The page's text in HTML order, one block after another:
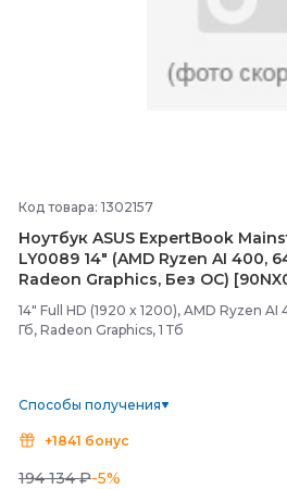
Код товара: 1302157
Ноутбук ASUS ExpertBook
LY0089 14" (AMD Ryzen AI 400,
Radeon Graphics, Без ОС)
14" Full HD (1920 x 1200), AMD Ryzen AI
Гб, Radeon Graphics, 1 Тб
Способы получения
+1841 бонус
194 134 ₽-5%